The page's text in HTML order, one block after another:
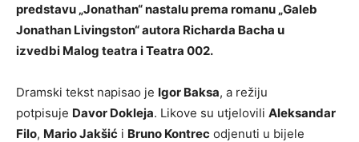
predstavu „Jonathan“nastalu prema romanu „Galeb
Jonathan Livingston“autora Richarda Bacha u
izvedbi Malog teatra iTeatra 002.
Dramski tekst napisao je Igor Baksa, a režiju
potpisuje Davor Dokleja. Likove su utjelovili Aleksandar
Filo, Mario Jakšić i Bruno Kontrec odjenuti u bijele